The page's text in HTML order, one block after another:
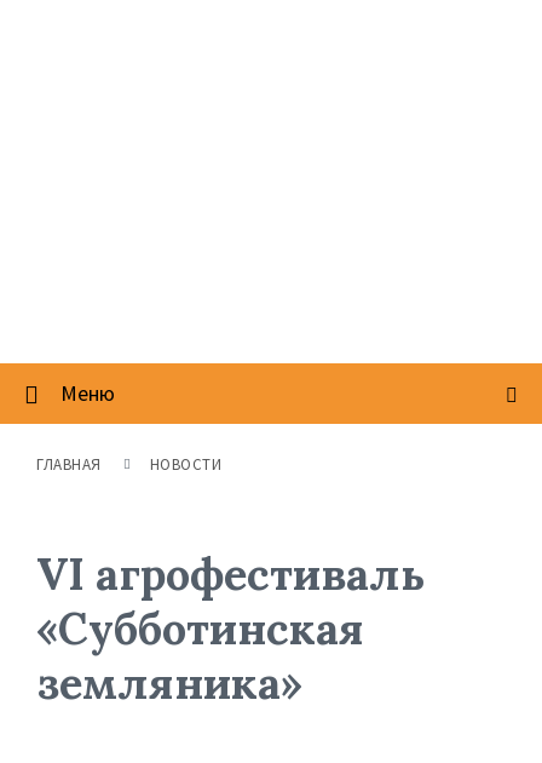
Меню
ГЛАВНАЯ НОВОСТИ
VI агрофестиваль
«Субботинская
земляника»